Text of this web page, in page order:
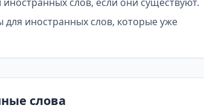
иностранных слов, которые уже
слова